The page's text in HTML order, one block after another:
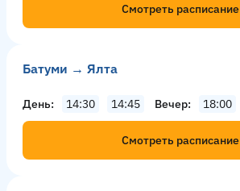
Смотреть расписание
Батуми → Ялта
День 14:30 14:45 Вечер 18:00
Смотреть расписание